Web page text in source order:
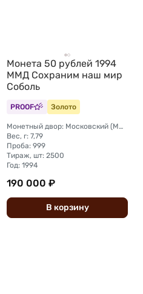
Монета 50 рублей 1994
ММД Сохраним наш мир
Соболь
PROOF Золото
Монетный двор: Московский (ММД)
Вес, г: 7,79
Проба: 999
Тираж, шт: 2500
Год: 1994
190 000 ₽
В корзину